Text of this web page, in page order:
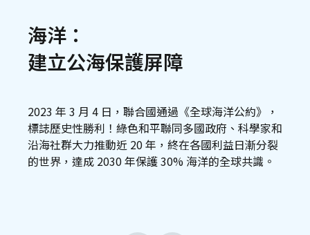
海洋：
建立公海保護屏障
2023 年 3 月 4 日，聯合國通過《全球海洋公約》，
標誌歷史性勝利！綠色和平聯同多國政府、科學家和
沿海社群大力推動近 20 年，終在各國利益日漸分裂
的世界，達成 2030 年保護 30% 海洋的全球共識。